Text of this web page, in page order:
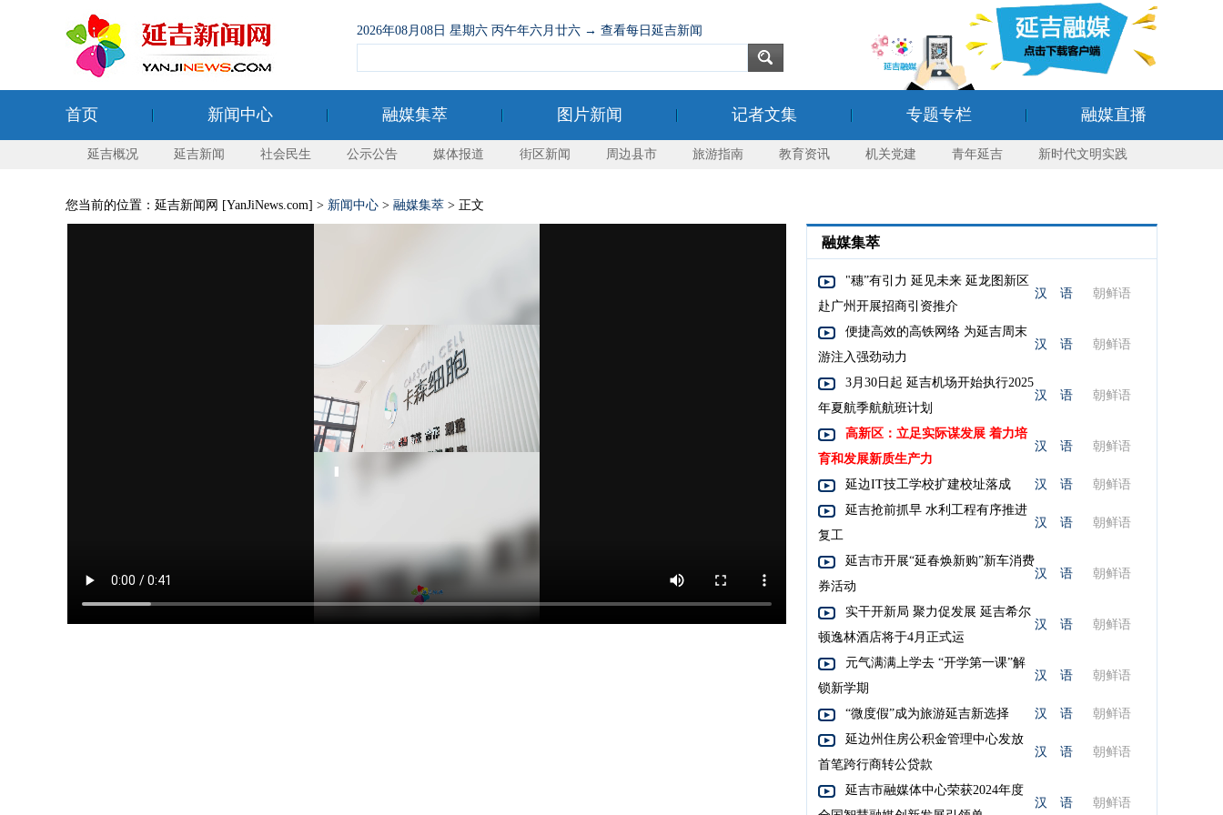
2026年08月08日 星期六 丙午年六月廿六 → 查看每日延吉新闻
首页 新闻中心 融媒集萃 图片新闻 记者文集 专题专栏 融媒直播
延吉概况 延吉新闻 社会民生 公示公告 媒体报道 街区新闻 周边县市 旅游指南 教育资讯 机关党建 青年延吉 新时代文明实践
您当前的位置：延吉新闻网 [YanJiNews.com] > 新闻中心 > 融媒集萃 > 正文
融媒集萃
"穗”有引力 延见未来 延龙图新区
赴广州开展招商引资推介
汉 语 朝鲜语
便捷高效的高铁网络 为延吉周末
游注入强劲动力
汉 语 朝鲜语
3月30日起 延吉机场开始执行2025
年夏航季航航班计划
汉 语 朝鲜语
高新区：立足实际谋发展 着力培
育和发展新质生产力
汉 语 朝鲜语
延边IT技工学校扩建校址落成 汉 语
朝鲜语
延吉抢前抓早 水利工程有序推进
复工
汉 语 朝鲜语
延吉市开展“延春焕新购”新车消费
券活动
汉 语 朝鲜语
实干开新局 聚力促发展 延吉希尔
顿逸林酒店将于4月正式运
汉 语 朝鲜语
元气满满上学去 “开学第一课”解
锁新学期
汉 语 朝鲜语
“微度假”成为旅游延吉新选择 汉 语
朝鲜语
延边州住房公积金管理中心发放
首笔跨行商转公贷款
汉 语 朝鲜语
延吉市融媒体中心荣获2024年度
汉 语 朝鲜语